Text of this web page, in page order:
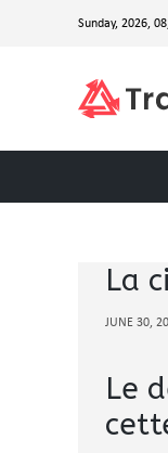
Sunday, 2026,
La
JUNE 30,
Le